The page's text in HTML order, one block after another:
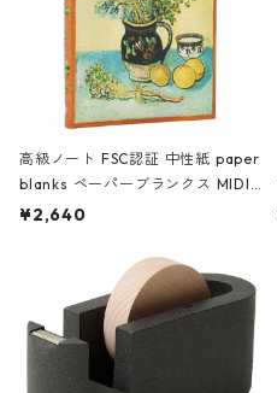
高級ノート FSC認証 中性紙 paper
blanks ペーパーブランクス MIDI
ハードカバー 罫線 ヴァン・ゴッホ
¥2,640